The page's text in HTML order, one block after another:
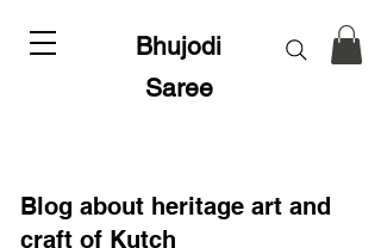
Bhujodi
Saree
Blog about heritage art and
craft of Kutch